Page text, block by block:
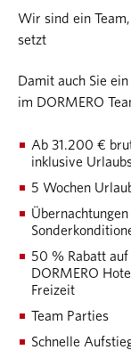
Wir sind ein
setzt
Damit auch Sie
im DORMERO
Ab 31.200 €
inklusive
5 Wochen
50 % Rabatt
DORMERO
Freizeit
Team Parties
Schnelle